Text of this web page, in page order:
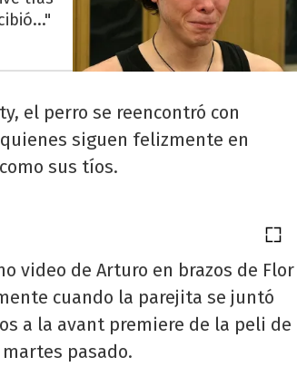
el perro se reencontró con
siguen felizmente en
sus tíos.
video de Arturo en brazos de Flor
cuando la parejita se juntó
a la avant premiere de la peli de
pasado.